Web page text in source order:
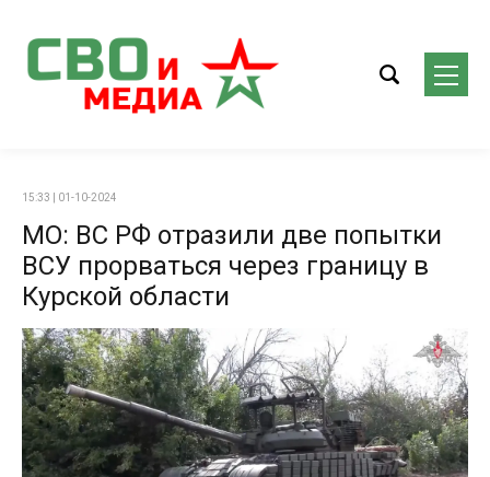
15:33 | 01-10-2024
МО: ВС РФ отразили две попытки
ВСУ прорваться через границу в
Курской области